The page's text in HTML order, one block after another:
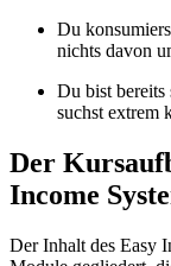
Du
nichts davon
Du bist
suchst extrem
Der
Income
Der Inhalt des Easy